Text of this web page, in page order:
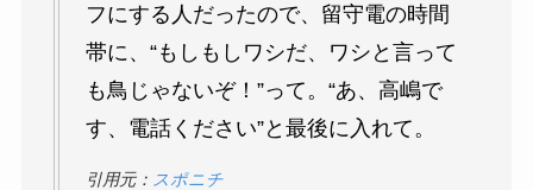
フにする人だったので、留守電の時間
帯に、“もしもしワシだ、ワシと言って
も鳥じゃないぞ！”って。“あ、高嶋で
す、電話ください”と最後に入れて。
引用元： スポニチ